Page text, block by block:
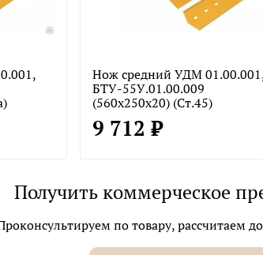
Нож средний УДМ
БТУ-55У.01.00.009
(560х250х20) (Ст.45)
9 712 ₽
Получить коммерческое
по товару, рассчитаем